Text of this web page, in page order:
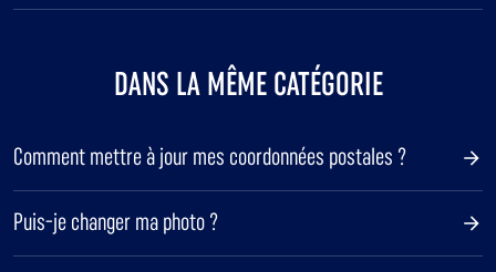
DANS LA MÊME CATÉGORIE
Comment mettre à jour mes coordonnées postales ?
Puis-je changer ma photo ?